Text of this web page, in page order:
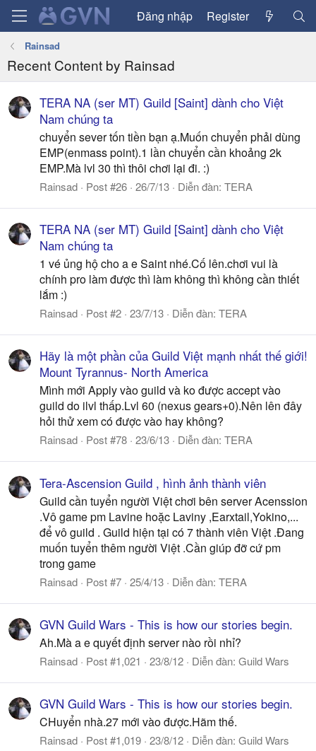
Đăng nhập Register
Rainsad
Recent Content by Rainsad
TERA NA (ser MT) Guild [Saint] dành cho Việt
Nam chúng ta
chuyển sever tốn tiền bạn ạ.Muốn chuyển phải dùng
EMP(enmass point).1 lần chuyển cần khoảng 2k
EMP.Mà lvl 30 thì thôi chơi lại đi. :)
Rainsad Post #26 26/7/13 Diễn đàn: TERA
TERA NA (ser MT) Guild [Saint] dành cho Việt
Nam chúng ta
1 vé ủng hộ cho a e Saint nhé.Cố lên.chơi vui là
chính pro làm được thì làm không thì không cần thiết
lắm :)
Rainsad Post #2 23/7/13 Diễn đàn: TERA
Hãy là một phần của Guild Việt mạnh nhất thế giới!
Mount Tyrannus- North America
Mình mới Apply vào guild và ko được accept vào
guild do ilvl thấp.Lvl 60 (nexus gears+0).Nên lên đây
hỏi thử xem có được vào hay không?
Rainsad Post #78 23/6/13 Diễn đàn: TERA
Tera-Ascension Guild , hình ảnh thành viên
Guild cần tuyển người Việt chơi bên server Acenssion
.Vô game pm Lavine hoặc Laviny ,Earxtail,Yokino,...
để vô guild . Guild hiện tại có 7 thành viên Việt .Đang
muốn tuyển thêm người Việt .Cần giúp đỡ cứ pm
trong game
Rainsad Post #7 25/4/13 Diễn đàn: TERA
GVN Guild Wars - This is how our stories begin.
Ah.Mà a e quyết định server nào rồi nhỉ?
Rainsad Post #1,021 23/8/12 Diễn đàn: Guild Wars
GVN Guild Wars - This is how our stories begin.
CHuyển nhà.27 mới vào được.Hãm thế.
Rainsad Post #1,019 23/8/12 Diễn đàn: Guild Wars